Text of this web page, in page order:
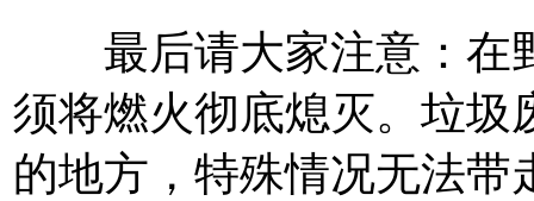
最后请大家注意：在
须将燃火彻底熄灭。垃圾
的地方，特殊情况无法带